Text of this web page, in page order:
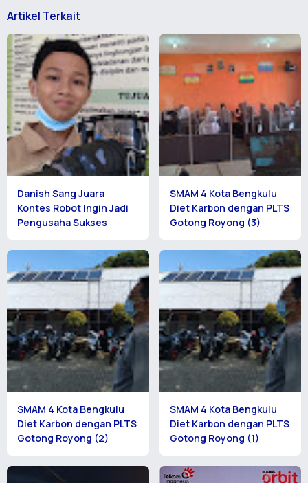
Artikel Terkait
Danish Sang Juara
Kontes Robot Ingin Jadi
Pengusaha Sukses
SMAM 4 Kota Bengkulu
Diet Karbon dengan PLTS
Gotong Royong (3)
SMAM 4 Kota Bengkulu
Diet Karbon dengan PLTS
Gotong Royong (2)
SMAM 4 Kota Bengkulu
Diet Karbon dengan PLTS
Gotong Royong (1)